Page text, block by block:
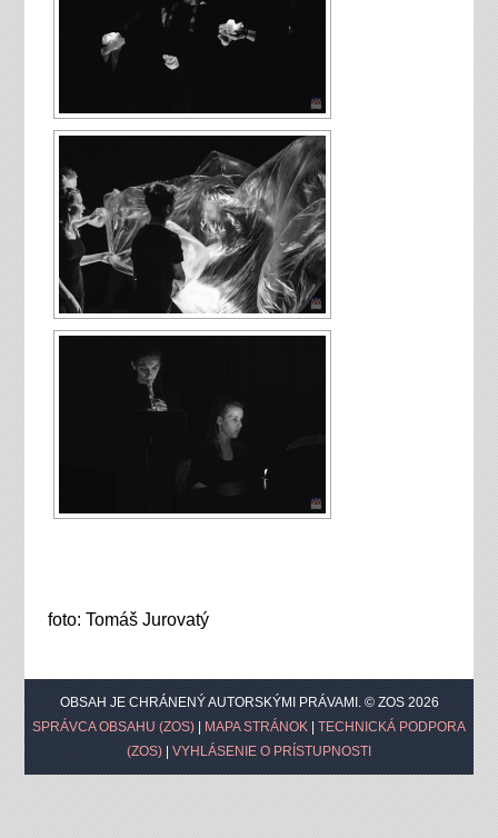
foto: Tomáš Jurovatý
OBSAH JE CHRÁNENÝ AUTORSKÝMI PRÁVAMI. © ZOS 2026
SPRÁVCA OBSAHU (ZOS)
MAPA STRÁNOK
TECHNICKÁ PODPORA
(ZOS)
VYHLÁSENIE O PRÍSTUPNOSTI